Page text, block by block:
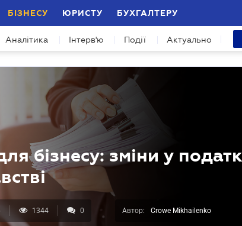
БІЗНЕСУ ЮРИСТУ БУХГАЛТЕРУ
Аналітика Інтерв'ю Події Актуально
бізнесу: зміни у
1344 0 Автор: Crowe Mikhailenko